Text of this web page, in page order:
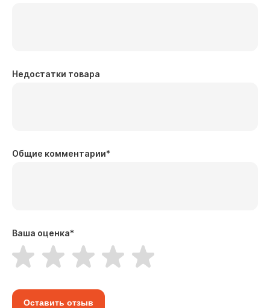
Недостатки товара
Общие комментарии*
Ваша оценка*
Оставить отзыв